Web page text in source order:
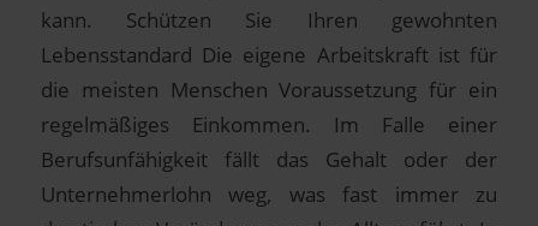
kann. Schützen Sie Ihren gewohnten
Lebensstandard Die eigene Arbeitskraft ist für
die meisten Menschen Voraussetzung für ein
regelmäßiges Einkommen. Im Falle einer
Berufsunfähigkeit fällt das Gehalt oder der
Unternehmerlohn weg, was fast immer zu